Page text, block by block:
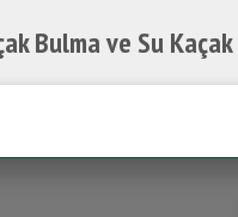
Bulma ve Su